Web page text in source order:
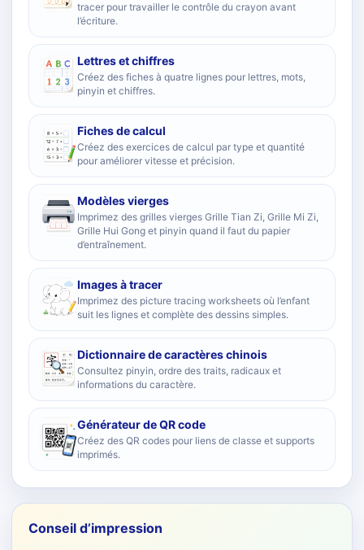
tracer pour travailler le contrôle du crayon avant
l’écriture.
Lettres et chiffres
Créez des fiches à quatre lignes pour lettres, mots,
pinyin et chiffres.
Fiches de calcul
Créez des exercices de calcul par type et quantité
pour améliorer vitesse et précision.
Modèles vierges
Imprimez des grilles vierges Grille Tian Zi, Grille Mi Zi,
Grille Hui Gong et pinyin quand il faut du papier
d’entraînement.
Images à tracer
Imprimez des picture tracing worksheets où l’enfant
suit les lignes et complète des dessins simples.
Dictionnaire de caractères chinois
Consultez pinyin, ordre des traits, radicaux et
informations du caractère.
Générateur de QR code
Créez des QR codes pour liens de classe et supports
imprimés.
Conseil d’impression